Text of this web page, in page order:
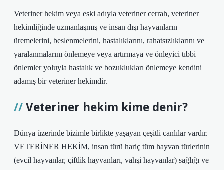
Veteriner hekim veya eski adıyla veteriner cerrah, veteriner
hekimliğinde uzmanlaşmış ve insan dışı hayvanların
üremelerini, beslenmelerini, hastalıklarını, rahatsızlıklarını ve
yaralanmalarını önlemeye veya artırmaya ve önleyici tıbbi
önlemler yoluyla hastalık ve bozuklukları önlemeye kendini
adamış bir veteriner hekimdir.
Veteriner hekim kime denir?
Dünya üzerinde bizimle birlikte yaşayan çeşitli canlılar vardır.
VETERİNER HEKİM, insan türü hariç tüm hayvan türlerinin
(evcil hayvanlar, çiftlik hayvanları, vahşi hayvanlar) sağlığı ve